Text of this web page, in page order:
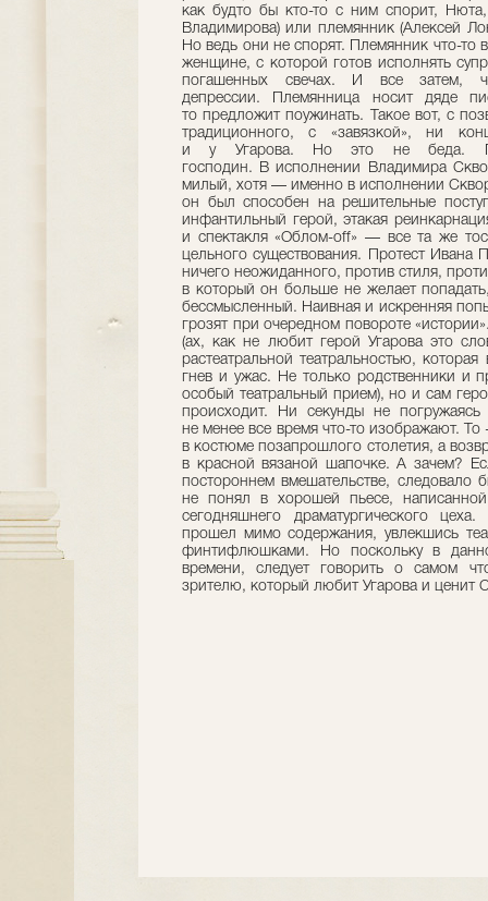
как будто бы кто-то с ним спорит, Нюта,
Владимирова) или племянник (Алексей
Но ведь они не спорят. Племянник что-то
женщине, с которой готов исполнять
погашенных свечах. И все затем,
депрессии. Племянница носит дяде
то предложит поужинать. Такое вот, с
традиционного, с «завязкой», ни
и у Угарова. Но это не беда.
господин. В исполнении Владимира
милый, хотя — именно в исполнении
он был способен на решительные
инфантильный герой, этакая
и спектакля «Облом-off» — все та же
цельного существования. Протест Ивана
ничего неожиданного, против стиля,
в который он больше не желает
бессмысленный. Наивная и искренняя
грозят при очередном повороте
(ах, как не любит герой Угарова это
растеатральной театральностью,
гнев и ужас. Не только родственники и
особый театральный прием), но и сам
происходит. Ни секунды не
не менее все время что-то изображают.
в костюме позапрошлого столетия, а
в красной вязаной шапочке. А зачем?
постороннем вмешательстве, следовало
не понял в хорошей пьесе,
сегодняшнего драматургического
прошел мимо содержания, увлекшись
финтифлюшками. Но поскольку в
времени, следует говорить о самом
зрителю, который любит Угарова и ценит